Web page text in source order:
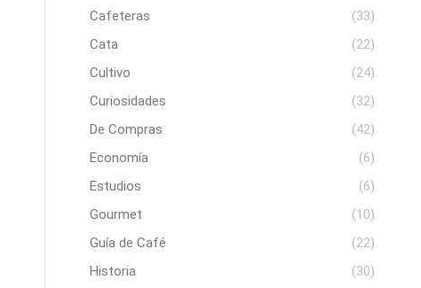
Cafeteras
(33)
Cata
(22)
Cultivo
(24)
Curiosidades
(32)
De Compras
(42)
Economía
(6)
Estudios
(6)
Gourmet
(10)
Guía de Café
(22)
Historia
(30)